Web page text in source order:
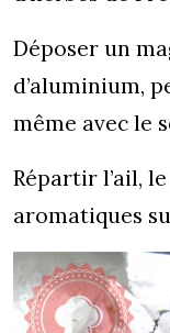
Déposer un
d’aluminium,
même avec le
Répartir l’ail,
aromatiques